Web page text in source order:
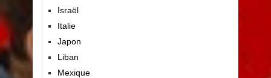
Israël
Italie
Japon
Liban
Mexique